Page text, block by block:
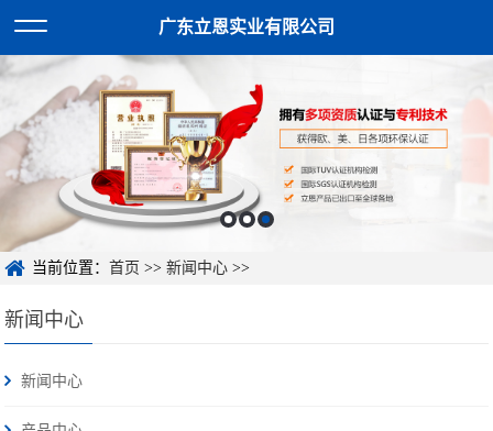
广东立恩实业有限公司
当前位置：首页 >>新闻中心 >>
新闻中心
新闻中心